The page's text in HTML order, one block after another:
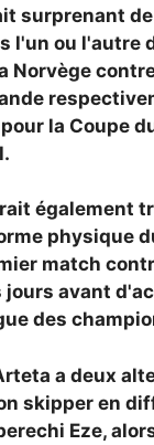
surprenant
l'un ou l'autre
Norvège
la Coupe
également
physique
match
jours avant
des
a deux
skipper en
Eze,